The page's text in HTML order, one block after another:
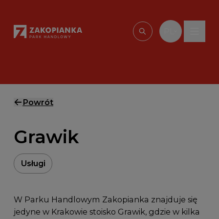
Wpisz, czego
Powrót
Grawik
Usługi
W Parku Handlowym Zakopianka znajduje się
jedyne w Krakowie stoisko Grawik, gdzie w kilka